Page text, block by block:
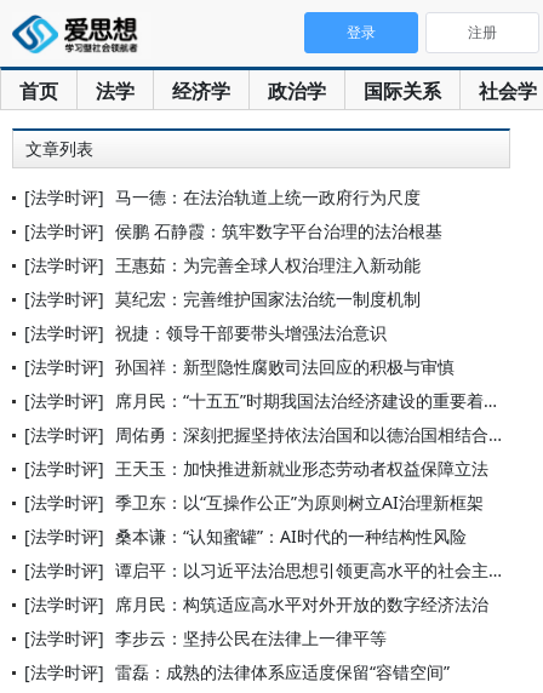
首页 法学 经济学 政治学 国际关系 社会学
登录 注册
文章列表
[法学时评] 马一德：在法治轨道上统一政府行为尺度
[法学时评] 侯鹏 石静霞：筑牢数字平台治理的法治根基
[法学时评] 王惠茹：为完善全球人权治理注入新动能
[法学时评] 莫纪宏：完善维护国家法治统一制度机制
[法学时评] 祝捷：领导干部要带头增强法治意识
[法学时评] 孙国祥：新型隐性腐败司法回应的积极与审慎
[法学时评] 席月民：“十五五”时期我国法治经济建设的重要着力点
[法学时评] 周佑勇：深刻把握坚持依法治国和以德治国相结合的丰富内涵和实践
[法学时评] 王天玉：加快推进新就业形态劳动者权益保障立法
[法学时评] 季卫东：以“互操作公正”为原则树立AI治理新框架
[法学时评] 桑本谦：“认知蜜罐”：AI时代的一种结构性风险
[法学时评] 谭启平：以习近平法治思想引领更高水平的社会主义法治国家建设
[法学时评] 席月民：构筑适应高水平对外开放的数字经济法治
[法学时评] 李步云：坚持公民在法律上一律平等
[法学时评] 雷磊：成熟的法律体系应适度保留“容错空间”